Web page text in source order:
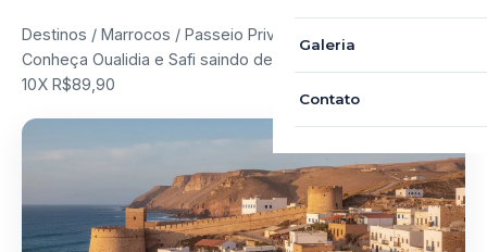
Galeria
Contato
Destinos / Marrocos / Passeio Privado em Marrocos:
Conheça Oualidia e Safi saindo de Marrakech por apenas
10X R$89,90